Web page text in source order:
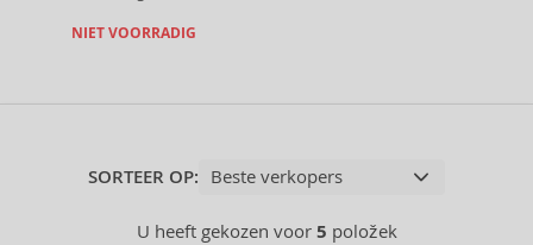
NIET VOORRADIG
SORTEER OP:
U heeft gekozen voor 5 položek